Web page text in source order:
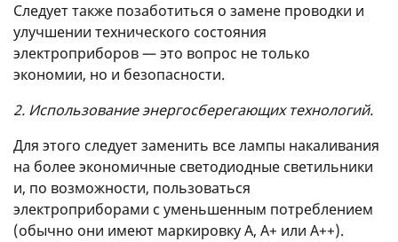
Следует также позаботиться о замене проводки и
улучшении технического состояния
электроприборов — это вопрос не только
экономии, но и безопасности.
2. Использование энергосберегающих технологий.
Для этого следует заменить все лампы накаливания
на более экономичные светодиодные светильники
и, по возможности, пользоваться
электроприборами с уменьшенным потреблением
(обычно они имеют маркировку А, А+ или А++).